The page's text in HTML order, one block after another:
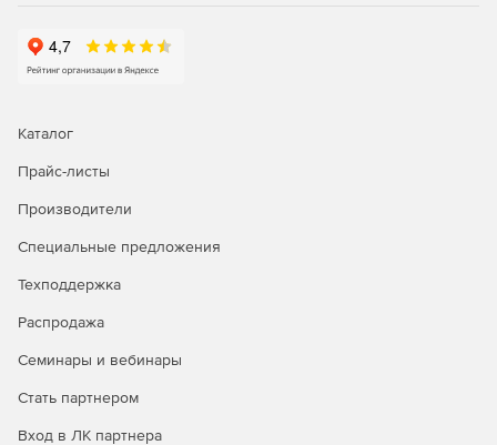
от источника точного времени по протоколу NTP.
Для обеспечения правильности используемых при
Jinn-Server предусмотрена возможность сбора от
списков отозванных сертификатов (СОС) с помощью
Каталог
Прайс-листы
Производители
Специальные предложения
Техподдержка
Распродажа
Семинары и вебинары
Стать партнером
Вход в ЛК партнера